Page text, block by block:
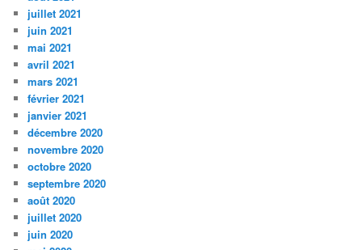
juillet 2021
juin 2021
mai 2021
avril 2021
mars 2021
février 2021
janvier 2021
décembre 2020
novembre 2020
octobre 2020
septembre 2020
août 2020
juillet 2020
juin 2020